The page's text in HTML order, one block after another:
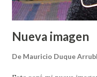
Nueva imagen
De Mauricio Duque